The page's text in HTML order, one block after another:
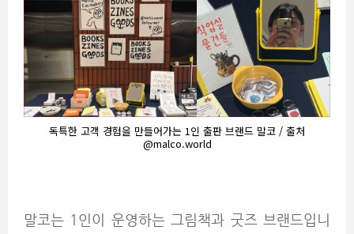
독특한 고객 경험을 만들어가는 1인 출판 브랜드 말코 / 출처
@malco.world
말코는 1인이 운영하는 그림책과 굿즈 브랜드입니